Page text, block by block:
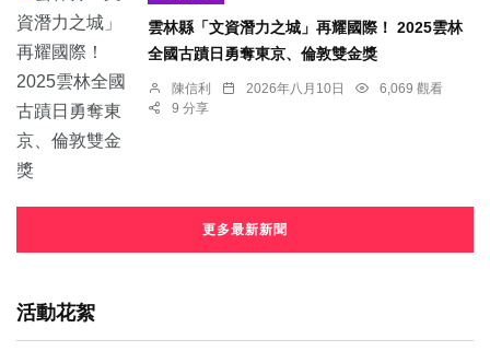
雲林縣「文資潛力之城」再耀國際！ 2025雲林
全國古蹟日勇奪東京、倫敦雙金獎
陳信利 2026年八月10日
6,069 觀看
9 分享
更多最新新聞
活動花絮